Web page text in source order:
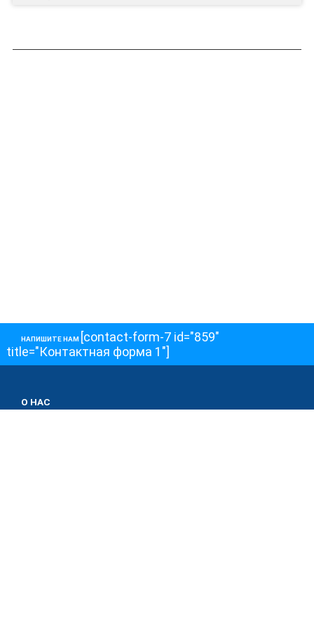
О НАС
НАПИШИТЕ НАМ [contact-form-7 id="859"
title="Контактная форма 1"]